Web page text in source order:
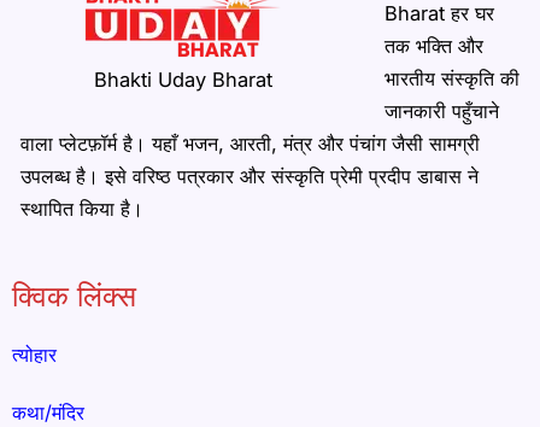
Bhakti Uday Bharat
Bharat हर घर
तक भक्ति और
भारतीय संस्कृति की
जानकारी पहुँचाने
वाला प्लेटफ़ॉर्म है। यहाँ भजन, आरती, मंत्र और पंचांग जैसी सामग्री
उपलब्ध है। इसे वरिष्ठ पत्रकार और संस्कृति प्रेमी प्रदीप डाबास ने
स्थापित किया है।
क्विक लिंक्स
त्योहार
कथा/मंदिर